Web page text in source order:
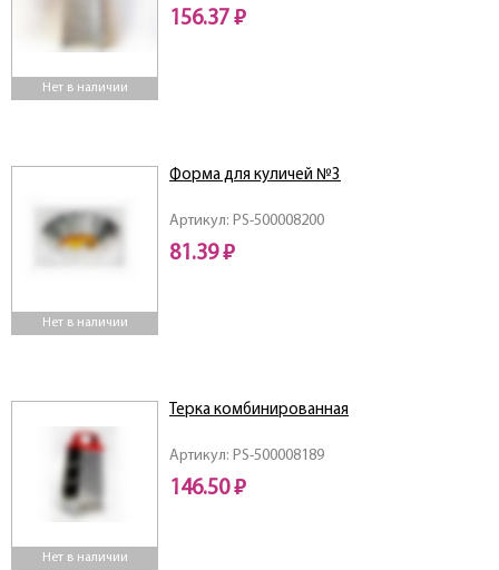
Нет в наличии
156.37 ₽
Нет в наличии
Артикул: PS-500008200
Форма для куличей №3
81.39 ₽
Нет в наличии
Артикул: PS-500008189
Терка комбинированная
146.50 ₽